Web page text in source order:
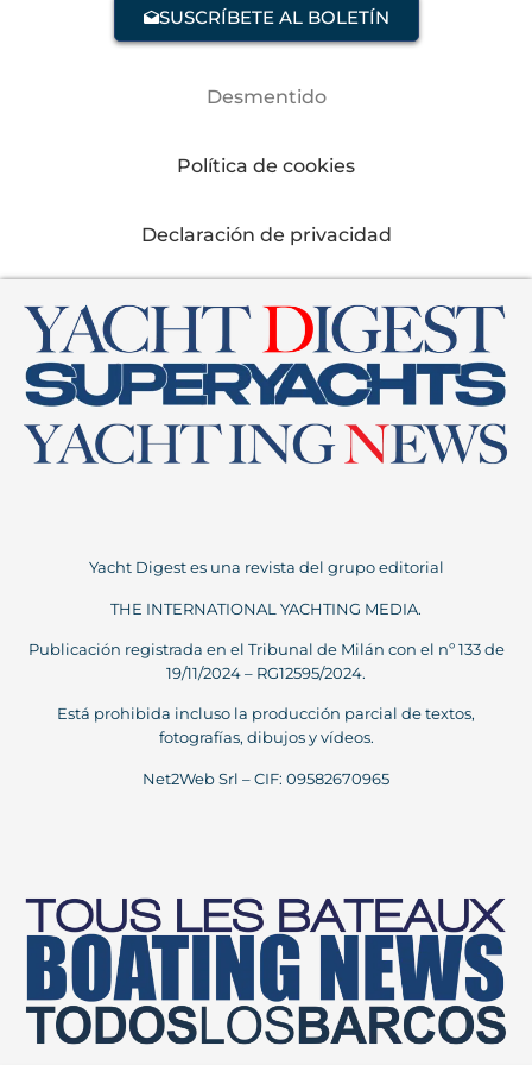
SUSCRÍBETE AL BOLETÍN
Desmentido
Política de cookies
Declaración de privacidad
Yacht Digest es una revista del grupo editorial
THE INTERNATIONAL YACHTING MEDIA.
Publicación registrada en el Tribunal de Milán con el nº 133 de
19/11/2024 – RG12595/2024.
Está prohibida incluso la producción parcial de textos,
fotografías, dibujos y vídeos.
Net2Web Srl – CIF: 09582670965